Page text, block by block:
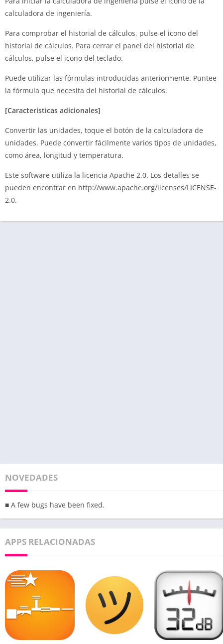
calculadora de ingeniería.
Para comprobar el historial de cálculos, pulse el icono del
historial de cálculos. Para cerrar el panel del historial de
cálculos, pulse el icono del teclado.
Puede utilizar las fórmulas introducidas anteriormente. Puntee
la fórmula que necesita del historial de cálculos.
[Características adicionales]
Convertir las unidades, toque el botón de la calculadora de
unidades. Puede convertir fácilmente varios tipos de unidades,
como área, longitud y temperatura.
Este software utiliza la licencia Apache 2.0. Los detalles se
pueden encontrar en http://www.apache.org/licenses/LICENSE-
2.0.
NOVEDADES
■ A few bugs have been fixed.
APPS RELACIONADAS